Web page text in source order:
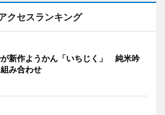
クセスランキング
が新作ようかん「いちじく」 純米吟
み合わせ